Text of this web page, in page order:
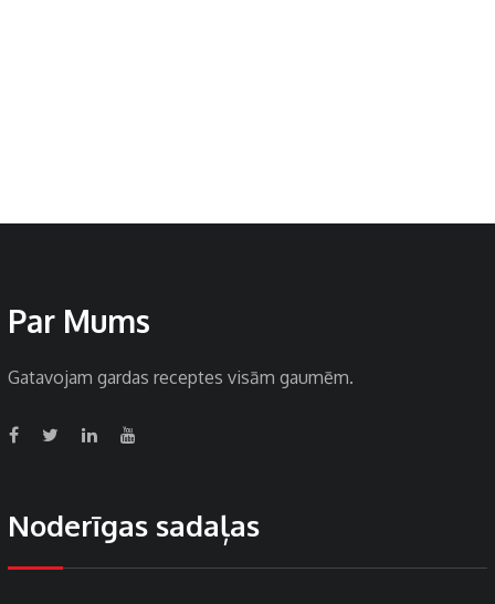
Par Mums
Gatavojam gardas receptes visām gaumēm.
Noderīgas sadaļas